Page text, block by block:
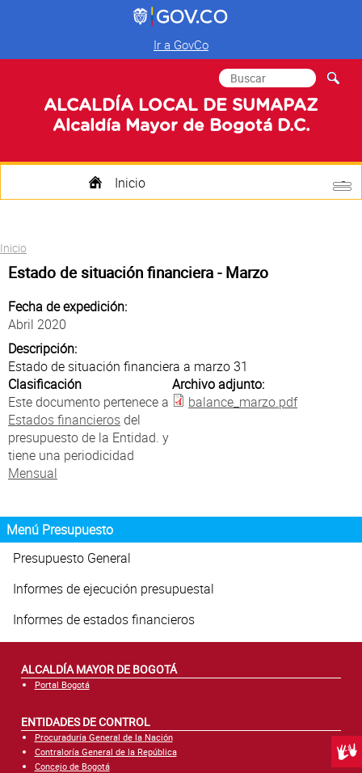
Ir a GovCo
ALCALDÍA LOCAL DE SUMAPAZ
Alcaldía Mayor de Bogotá D.C.
Formulario de
búsqueda
Buscar
Inicio
Atención al Ciudadano
Usted está aquí
Inicio
Estado de situación financiera - Marzo
Fecha de expedición:
Abril 2020
Descripción:
Estado de situación financiera a marzo 31
Clasificación
Este documento pertenece a
Estados financierosdel
presupuesto de la Entidad. y
tiene una periodicidad
Mensual
Archivo adjunto:
balance_marzo.pdf
Menú Presupuesto
Presupuesto General
Informes de ejecución presupuestal
Informes de estados financieros
ALCALDÍA MAYOR DE BOGOTÁ
Portal Bogotá
ENTIDADES DE CONTROL
Procuraduría General de la Nación
Contraloría General de la República
Concejo de Bogotá